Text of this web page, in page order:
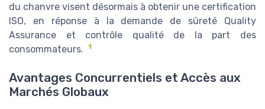
du chanvre visent désormais à obtenir une certification
ISO, en réponse à la demande de sûreté Quality
Assurance et contrôle qualité de la part des
consommateurs.
1
Avantages Concurrentiels et Accès aux
Marchés Globaux